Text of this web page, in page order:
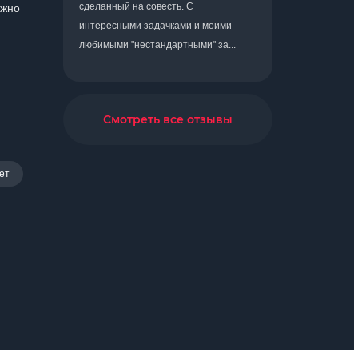
сделанный на совесть. С
интересными задачками и моими
любимыми "нестандартными" за...
Смотреть все отзывы